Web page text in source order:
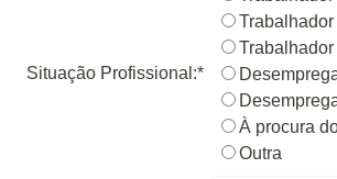
Situação Profissional:*
À procura
Outra